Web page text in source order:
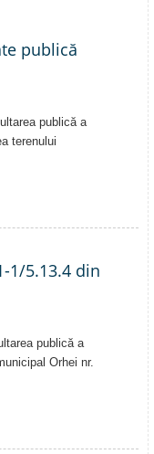
publică
publică a
terenului
1/5.13.4 din
publică a
Orhei nr.